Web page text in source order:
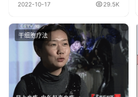
2022-10-17 29.5K
干细胞疗法